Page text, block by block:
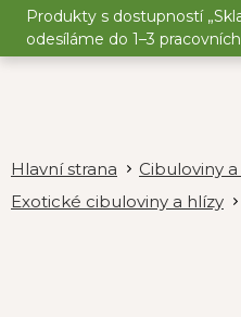
Přejít
obsah
Produkty s dostupností
odesíláme do 1–3
Cibuloviny
Exotické cibuloviny a hlízy